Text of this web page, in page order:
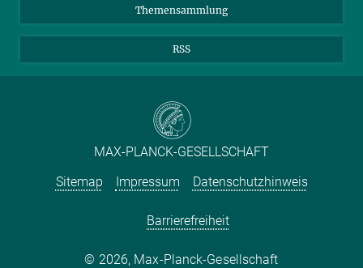
Themensammlung
RSS
MAX-PLANCK-GESELLSCHAFT
Sitemap
Impressum Datenschutzhinweis
Barrierefreiheit
2026, Max-Planck-Gesellschaft